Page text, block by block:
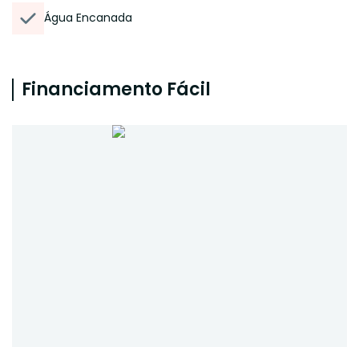
Água Encanada
Financiamento Fácil